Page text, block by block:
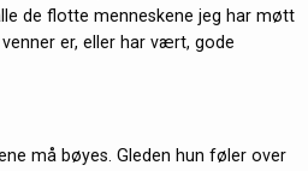
de flotte menneskene jeg har møtt
er, eller har vært, gode
må bøyes. Gleden hun føler over